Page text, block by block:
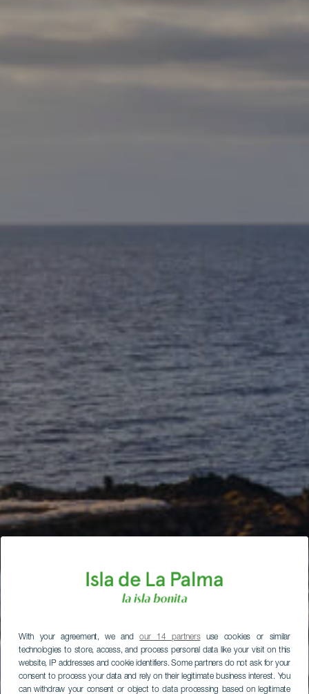
With your agreement, we andour 14 partnersuse cookies or similar
technologies to store, access, and process personal data like your visit on this
website, IP addresses and cookie identifiers. Some partners do not ask for your
consent to process your data and rely on their legitimate business interest. You
can withdraw your consent or object to data processing based on legitimate